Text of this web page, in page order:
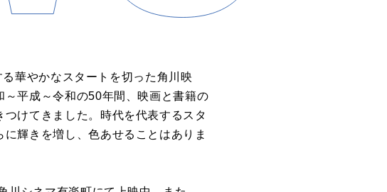
華やかなスタートを切った角川映
平成～令和の50年間、映画と書籍の
けてきました。時代を代表するスタ
輝きを増し、色あせることはありま